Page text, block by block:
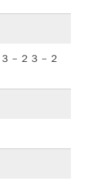
－２３－２